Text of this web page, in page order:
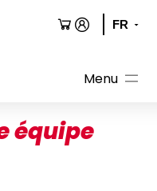
équipe